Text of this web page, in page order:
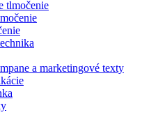
tlmočenie
a marketingové texty